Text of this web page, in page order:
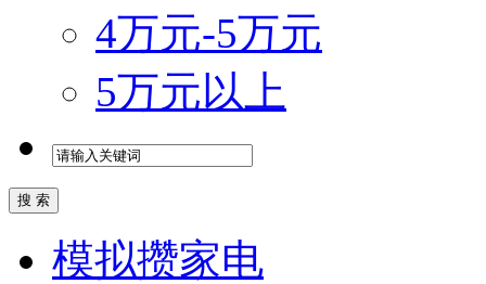
4万元-5万元
5万元以上
模拟攒家电